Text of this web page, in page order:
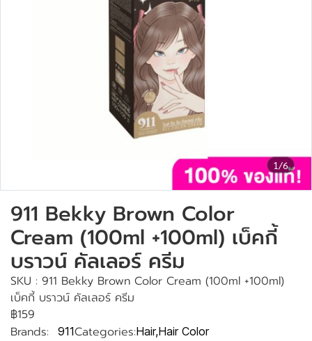
1/6
911 Bekky Brown Color
Cream (100ml +100ml) เบ็คกี้
บราวน์ คัลเลอร์ ครีม
SKU : 911 Bekky Brown Color Cream (100ml +100ml)
เบ็คกี้ บราวน์ คัลเลอร์ ครีม
฿159
Brands:
911Categories:Hair,Hair Color